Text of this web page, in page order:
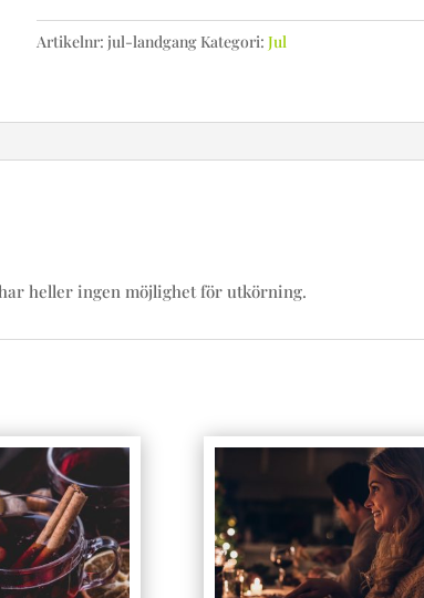
Artikelnr: jul-landgang Kategori: Jul
har heller ingen möjlighet för utkörning.